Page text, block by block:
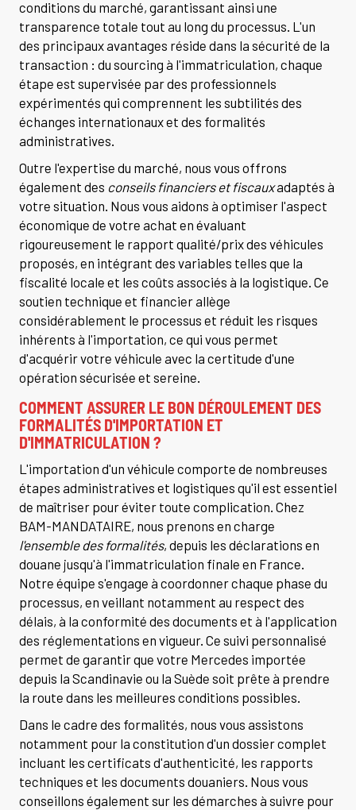
conditions du marché, garantissant ainsi une
transparence totale tout au long du processus. L'un
des principaux avantages réside dans la sécurité de la
transaction : du sourcing à l'immatriculation, chaque
étape est supervisée par des professionnels
expérimentés qui comprennent les subtilités des
échanges internationaux et des formalités
administratives.
Outre l'expertise du marché, nous vous offrons
également des conseils financiers et fiscauxadaptés à
votre situation. Nous vous aidons à optimiser l'aspect
économique de votre achat en évaluant
rigoureusement le rapport qualité/prix des véhicules
proposés, en intégrant des variables telles que la
fiscalité locale et les coûts associés à la logistique. Ce
soutien technique et financier allège
considérablement le processus et réduit les risques
inhérents à l'importation, ce qui vous permet
d'acquérir votre véhicule avec la certitude d'une
opération sécurisée et sereine.
COMMENT ASSURER LE BON DÉROULEMENT DES
FORMALITÉS D'IMPORTATION ET
D'IMMATRICULATION ?
L'importation d'un véhicule comporte de nombreuses
étapes administratives et logistiques qu'il est essentiel
de maîtriser pour éviter toute complication. Chez
BAM-MANDATAIRE, nous prenons en charge
l'ensemble des formalités, depuis les déclarations en
douane jusqu'à l'immatriculation finale en France.
Notre équipe s'engage à coordonner chaque phase du
processus, en veillant notamment au respect des
délais, à la conformité des documents et à l'application
des réglementations en vigueur. Ce suivi personnalisé
permet de garantir que votre Mercedes importée
depuis la Scandinavie ou la Suède soit prête à prendre
la route dans les meilleures conditions possibles.
Dans le cadre des formalités, nous vous assistons
notamment pour la constitution d'un dossier complet
incluant les certificats d'authenticité, les rapports
techniques et les documents douaniers. Nous vous
conseillons également sur les démarches à suivre pour